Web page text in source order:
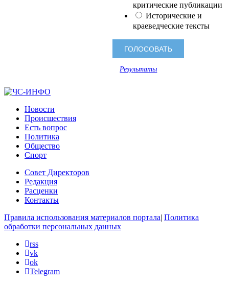
критические публикации
Исторические и
краеведческие тексты
Результаты
Новости
Происшествия
Есть вопрос
Политика
Общество
Спорт
Совет Директоров
Редакция
Расценки
Контакты
Правила использования материалов портала| Политика
обработки персональных данных
rss
vk
ok
Telegram